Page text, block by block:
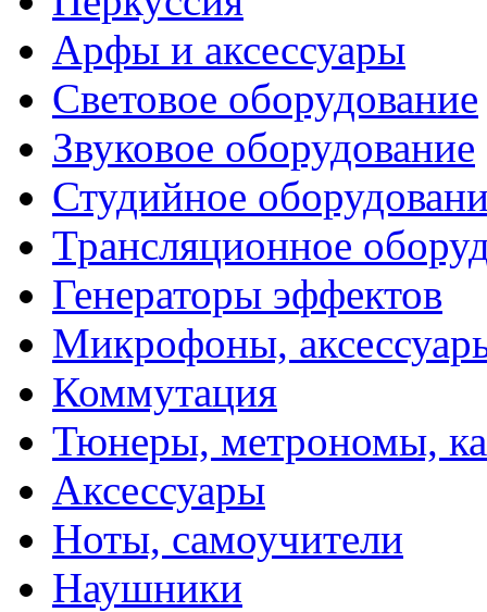
Арфы и аксессуары
Световое оборудование
Звуковое оборудование
Студийное
Трансляционное
Генераторы эффектов
Микрофоны,
Коммутация
Тюнеры, метрономы,
Аксессуары
Ноты, самоучители
Наушники